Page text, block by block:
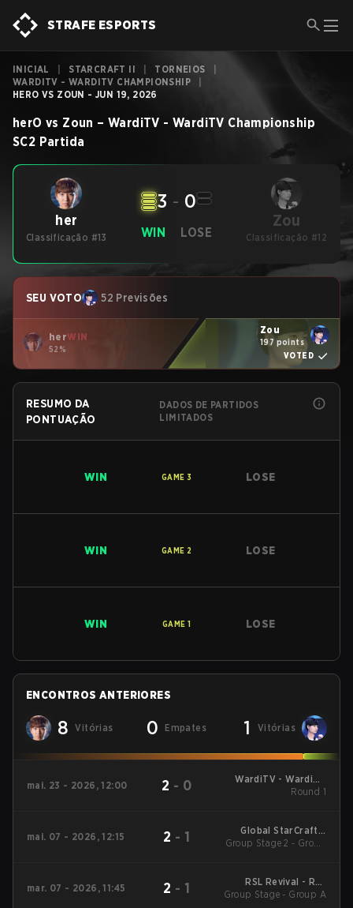
STRAFE ESPORTS
INICIAL STARCRAFT II TORNEIOS
WARDITV - WARDITV CHAMPIONSHIP
HERO VS ZOUN - JUN 19, 2026
herO vs Zoun –WardiTV - WardiTV Championship
SC2 Partida
her
Classificação #13 WIN
3 - 0
LOSE
Zou
Classificação #12
SEU VOTO 52 Previsões
herWIN
52%
Zou
197 points
VOTED
RESUMO DA
PONTUAÇÃO
DADOS DE PARTIDOS
LIMITADOS
WIN GAME 3 LOSE
WIN GAME 2 LOSE
WIN GAME 1 LOSE
ENCONTROS ANTERIORES
8 Vitórias 0 Empates 1 Vitórias
mai. 23 - 2026, 12:00 2 - 0
WardiTV - WardiTV
Championship
Round 1
mai. 07 - 2026, 12:15 2 - 1
Global StarCraft II
League Season 1 2026
Group Stage 2 - Group
mar. 07 - 2026, 11:45 2 - 1
RSL Revival - RSL
Revival Season 4
Group Stage - Group A